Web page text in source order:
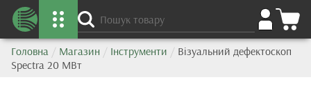
Головна / Магазин / Інструменти / Візуальний дефектоскоп
Spectra 20 МВт